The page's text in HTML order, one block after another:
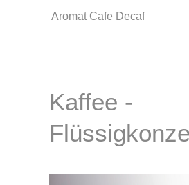
Aromat Cafe Decaf
Kaffee -